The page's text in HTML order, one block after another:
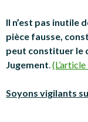
Il n’est pas inutile
pièce fausse,
peut constituer le
Jugement.
Soyons vigilants